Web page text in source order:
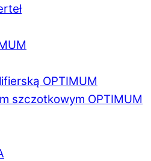
OPTIMUM
szczotkowym OPTIMUM